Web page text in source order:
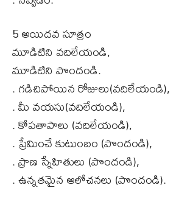
5 అయిదవ సూత్రం
మూడిటిని వదిలేయండి,
మూడిటిని పొందండి.
. గడిచిపోయిన రోజులు(వదిలేయండి),
. మీ వయసు(వదిలేయండి),
. కోపతాపాలు (వదిలేయండి),
. ప్రేమించే కుటుంబం (పొందండి),
. ప్రాణ స్నేహితులు (పొందండి),
. ఉన్నతమైన ఆలోచనలు (పొందండి).